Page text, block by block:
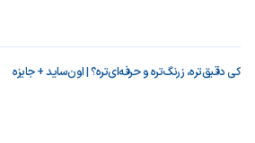
کی دقیق‌تره، زرنگ‌تره و حرفه‌ای‌تره؟ | اون‌ساید + جایزه